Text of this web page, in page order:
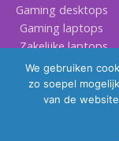
Gaming desktops
Gaming laptops
Zakelijke laptops
Gaming
We gebruiken
zo soepel
van de